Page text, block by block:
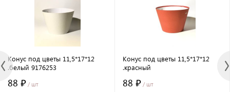
Конус под цветы 11,5*17*12
.белый 9176253
88 ₽ / шт
Конус под цветы 11,5*17*12
.красный
88 ₽ / шт